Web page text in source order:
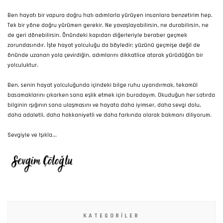
Ben hayatı bir vapura doğru hızlı adımlarla yürüyen insanlara benzetirim hep.
Tek bir yöne doğru yürümen gerekir. Ne yavaşlayabilirsin, ne durabilirsin, ne
de geri dönebilirsin. Önündeki kapıdan diğerleriyle beraber geçmek
zorundasındır. İşte hayat yolculuğu da böyledir; yüzünü geçmişe değil de
önünde uzanan yola çevirdiğin, adımlarını dikkatlice atarak yürüdüğün bir
yolculuktur.
Ben, senin hayat yolculuğunda içindeki bilge ruhu uyandırmak, tekamül
basamaklarını çıkarken sana eşlik etmek için buradayım. Okuduğun her satırda
bilginin ışığının sana ulaşmasını ve hayata daha iyimser, daha sevgi dolu,
daha adaletli, daha hakkaniyetli ve daha farkında olarak bakmanı diliyorum.
Sevgiyle ve Işıkla...
KATEGORILER